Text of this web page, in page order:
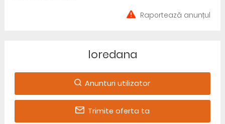
Raportează anunțul
loredana
Anunturi utilizator
Trimite oferta ta